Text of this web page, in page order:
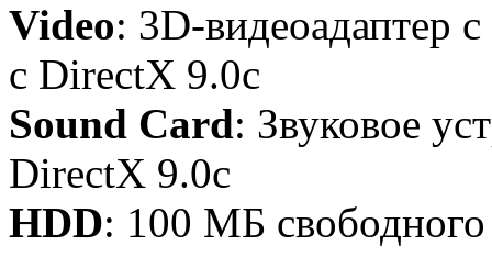
Video: 3D-видеоадаптер
с DirectX 9.0c
Sound Card: Звуковое
DirectX 9.0с
HDD: 100 МБ